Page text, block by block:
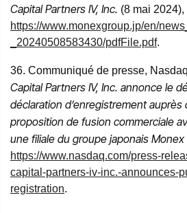
Capital Partners IV, Inc. (8 mai 2024),
https://www.monexgroup.jp/en/
_20240508583430/pdfFile.pdf.
36. Communiqué de presse,
Capital Partners IV, Inc. annonce le
déclaration d’enregistrement auprès
proposition de fusion commerciale
une filiale du groupe japonais Monex
https://www.nasdaq.com/press-
capital-partners-iv-inc.-announces-
registration.